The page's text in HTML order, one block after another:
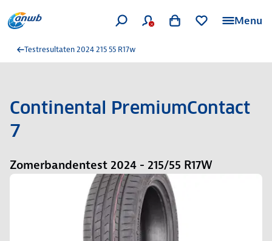
Menu
Testresultaten 2024 215 55 R17w
Continental PremiumContact
7
Zomerbandentest 2024 - 215/55 R17W